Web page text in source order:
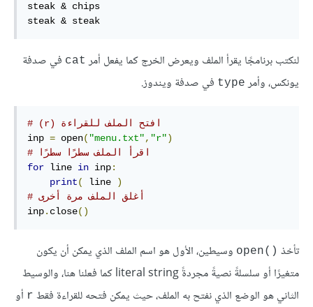
steak & chips
steak & steak
لنكتب برنامجًا يقرأ الملف ويعرض الخرج كما يفعل أمر cat في صدفة
يونكس، وأمر type في صدفة ويندوز.
# (r) افتح الملف للقراءة
inp = open( "menu.txt", "r")
# اقرأ الملف سطرًا سطرًا
for line in inp:
print( line
)
# أغلق الملف مرة أخرى
inp. close()
تأخذ open()‎ وسيطين، الأول هو اسم الملف الذي يمكن أن يكون
متغيرًا أو سلسلةً نصيةً مجردةً literal string كما فعلنا هنا، والوسيط
الثاني هو الوضع الذي نفتح به الملف، حيث يمكن فتحه للقراءة فقط r أو